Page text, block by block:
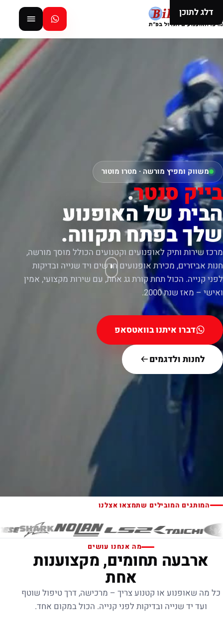
דלג לתוכן
משווק ומפיץ מורשה · מטרו מוטור
בייק סנטר.
הבית של האופנוע
שלך בפתח תקווה.
מרכז שירות ותיק לאופנועים וקטנועים הכולל מוסך מורשה,
חנות אביזרים, מכירת אופנועים חדשים ויד שנייה ובדיקות
לפני קנייה. הכול תחת קורת גג אחת, עם שירות מקצועי, אמין
ואישי – מאז שנת 2000.
דברו איתנו בוואטסאפ
לחנות ולדגמים
המותגים המובילים שתמצאו אצלנו
מה אנחנו עושים
ארבעה תחומים, מקצוענות
אחת
כל מה שאופנוע או קטנוע צריך – מרכישה, דרך טיפול שוטף
ועד יד שנייה ובדיקות לפני קנייה. הכול במקום אחד.